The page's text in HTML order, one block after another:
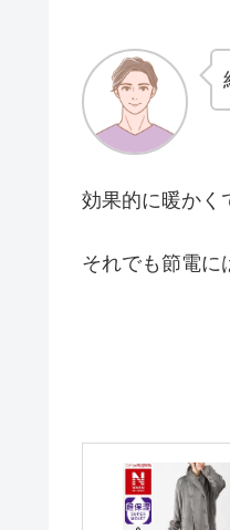
効果的に暖かく
それでも節電に